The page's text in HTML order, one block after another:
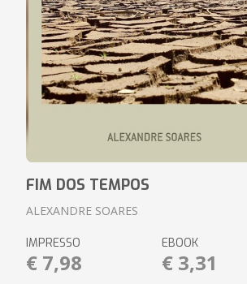
FIM DOS TEMPOS
ALEXANDRE SOARES
IMPRESSO
€ 7,98
EBOOK
€ 3,31